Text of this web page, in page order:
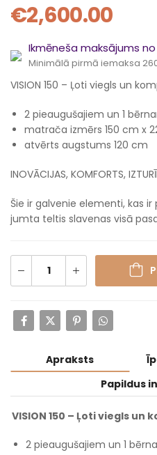
€2,600.00
Ikmēneša maksājums no
Minimālā pirmā iemaksa
VISION 150 – Ļoti viegls un
2 pieaugušajiem un 1
matrača izmērs 150 cm x
atvērts augstums 120 cm
INOVĀCIJAS, KOMFORTS,
Šie ir galvenie elementi, kas
jumta teltis slavenas visā
Apraksts
Papildus
VISION 150 – Ļoti viegls un
2 pieaugušajiem un 1